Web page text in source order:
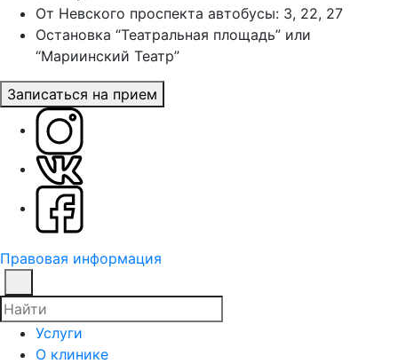
От Невского проспекта автобусы: 3, 22, 27
Остановка “Театральная площадь” или
“Мариинский Театр”
Записаться на прием
Правовая информация
Услуги
О клинике